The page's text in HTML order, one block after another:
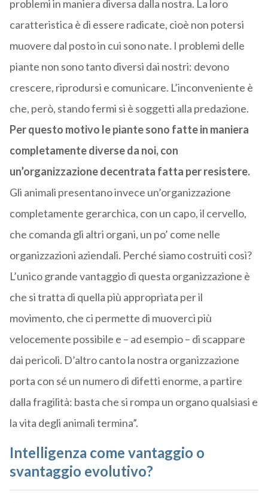
problemi in maniera diversa dalla nostra. La loro
caratteristica è di essere radicate, cioè non potersi
muovere dal posto in cui sono nate. I problemi delle
piante non sono tanto diversi dai nostri: devono
crescere, riprodursi e comunicare. L’inconveniente è
che, però, stando fermi si è soggetti alla predazione.
Per questo motivo le piante sono fatte in maniera
completamente diverse da noi, con
un’organizzazione decentrata fatta per resistere.
Gli animali presentano invece un’organizzazione
completamente gerarchica, con un capo, il cervello,
che comanda gli altri organi, un po’ come nelle
organizzazioni aziendali. Perché siamo costruiti così?
L’unico grande vantaggio di questa organizzazione è
che si tratta di quella più appropriata per il
movimento, che ci permette di muoverci più
velocemente possibile e – ad esempio – di scappare
dai pericoli. D’altro canto la nostra organizzazione
porta con sé un numero di difetti enorme, a partire
dalla fragilità: basta che si rompa un organo qualsiasi e
la vita degli animali termina”.
Intelligenza come vantaggio o
svantaggio evolutivo?